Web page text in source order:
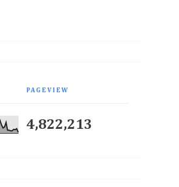
PAGEVIEW
4,822,213